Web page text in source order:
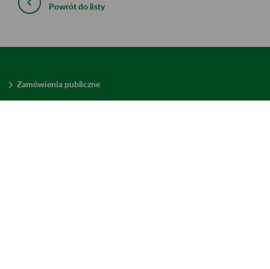
Powrót do listy
Zamówienia publiczne